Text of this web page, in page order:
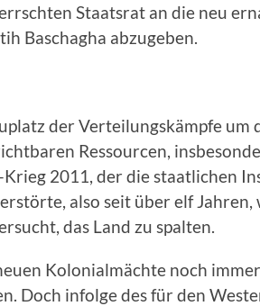
Staatsrat an die neu
Baschagha abzugeben.
der Verteilungskämpfe um
Ressourcen,
2011, der die staatlichen
also seit über elf Jahren,
das Land zu spalten.
Kolonialmächte noch
Doch infolge des für den